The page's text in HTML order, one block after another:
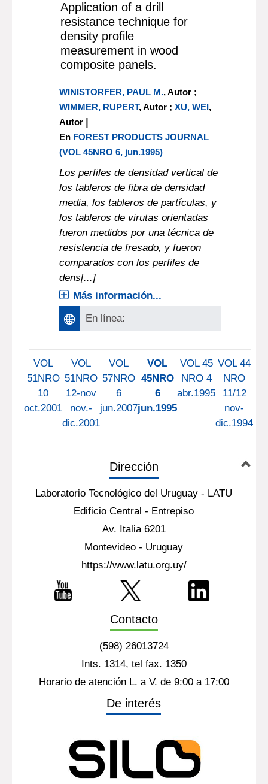
Application of a drill
resistance technique for
density profile
measurement in wood
composite panels.
WINISTORFER, PAUL M., Autor ;
WIMMER, RUPERT, Autor ; XU, WEI,
Autor |
En FOREST PRODUCTS JOURNAL
(VOL 45NRO 6, jun.1995)
Los perfiles de densidad vertical de
los tableros de fibra de densidad
media, los tableros de partículas, y
los tableros de virutas orientadas
fueron medidos por una técnica de
resistencia de fresado, y fueron
comparados con los perfiles de
dens[...]
Más información...
En línea:
VOL
51NRO
10
oct.2001
VOL
51NRO
12-nov
nov.-
dic.2001
VOL
57NRO
6
jun.2007
VOL
45NRO
6
jun.1995
VOL 45
NRO 4
abr.1995
VOL 44
NRO
11/12
nov-
dic.1994
Dirección
Laboratorio Tecnológico del Uruguay - LATU
Edificio Central - Entrepiso
Av. Italia 6201
Montevideo - Uruguay
https://www.latu.org.uy/
Contacto
(598) 26013724
Ints. 1314, tel fax. 1350
Horario de atención L. a V. de 9:00 a 17:00
De interés